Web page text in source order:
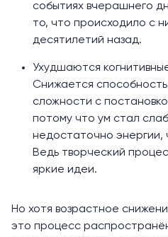
событиях вчерашнего
то, что происходило с
десятилетий назад.
Ухудшаются
Снижается
сложности с
потому что ум стал
недостаточно энергии,
Ведь творческий
яркие идеи.
Но хотя возрастное
это процесс